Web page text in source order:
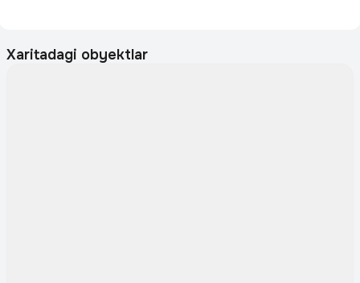
Xaritadagi obyektlar